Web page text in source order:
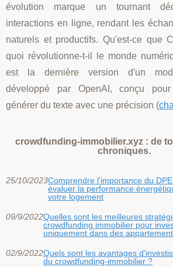
évolution marque un tournant
interactions en ligne, rendant les
naturels et productifs. Qu'est-ce que
quoi révolutionne-t-il le monde
est la dernière version d'un
développé par OpenAI, conçu
générer du texte avec une précision (
crowdfunding-immobilier.xyz : de
chroniques.
25/10/2023Comprendre l'importance du
évaluer la performance
votre logement
09/9/2022Quelles sont les meilleures
crowdfunding immobilier pour
uniquement dans des
02/9/2022Quels sont les avantages
du crowdfunding-immobilier ?